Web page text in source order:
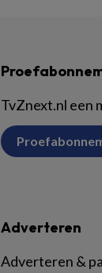
TvZnext.nl een
Adverteren
Adverteren &